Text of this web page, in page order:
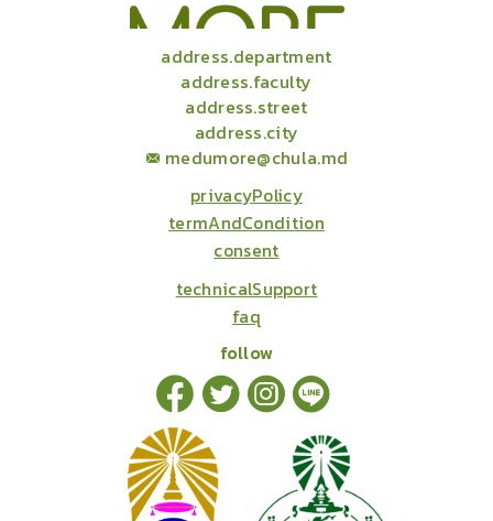
address.department
address.faculty
address.street
address.city
medumore@chula.md
privacyPolicy
termAndCondition
consent
technicalSupport
faq
follow